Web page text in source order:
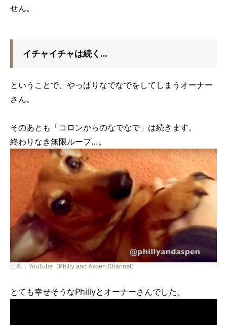
せん。
イチャイチャは続く…
ということで、やっぱりなでなでをしてしまうオーナー
さん。
そのあとも「コロンからのなでなで」は続きます。
終わりなき無限ループ…。
出典： YouTube（Philly and Aspen Channel）
とても幸せそうなPhillyとオーナーさんでした。